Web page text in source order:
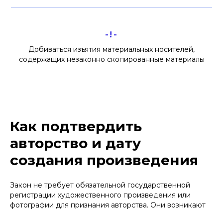
-!-
Добиваться изъятия материальных носителей,
содержащих незаконно скопированные материалы
Как подтвердить
авторство и дату
создания произведения
Закон не требует обязательной государственной
регистрации художественного произведения или
фотографии для признания авторства. Они возникают